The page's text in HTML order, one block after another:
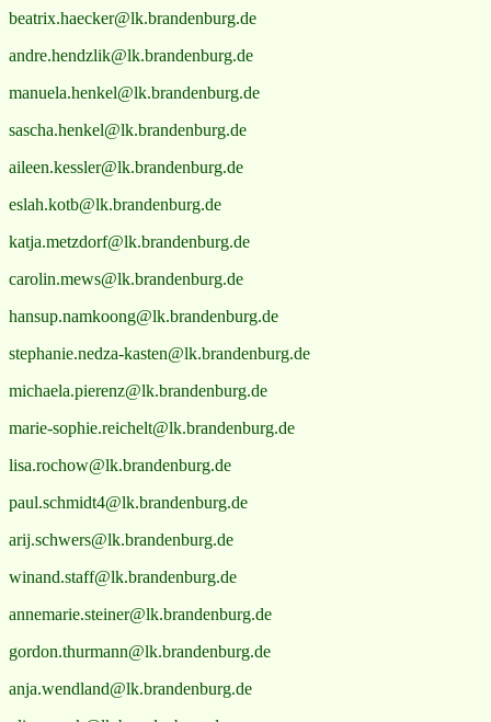
beatrix.haecker@lk.brandenburg.de
andre.hendzlik@lk.brandenburg.de
manuela.henkel@lk.brandenburg.de
sascha.henkel@lk.brandenburg.de
aileen.kessler@lk.brandenburg.de
eslah.kotb@lk.brandenburg.de
katja.metzdorf@lk.brandenburg.de
carolin.mews@lk.brandenburg.de
hansup.namkoong@lk.brandenburg.de
stephanie.nedza-kasten@lk.brandenburg.de
michaela.pierenz@lk.brandenburg.de
marie-sophie.reichelt@lk.brandenburg.de
lisa.rochow@lk.brandenburg.de
paul.schmidt4@lk.brandenburg.de
arij.schwers@lk.brandenburg.de
winand.staff@lk.brandenburg.de
annemarie.steiner@lk.brandenburg.de
gordon.thurmann@lk.brandenburg.de
anja.wendland@lk.brandenburg.de